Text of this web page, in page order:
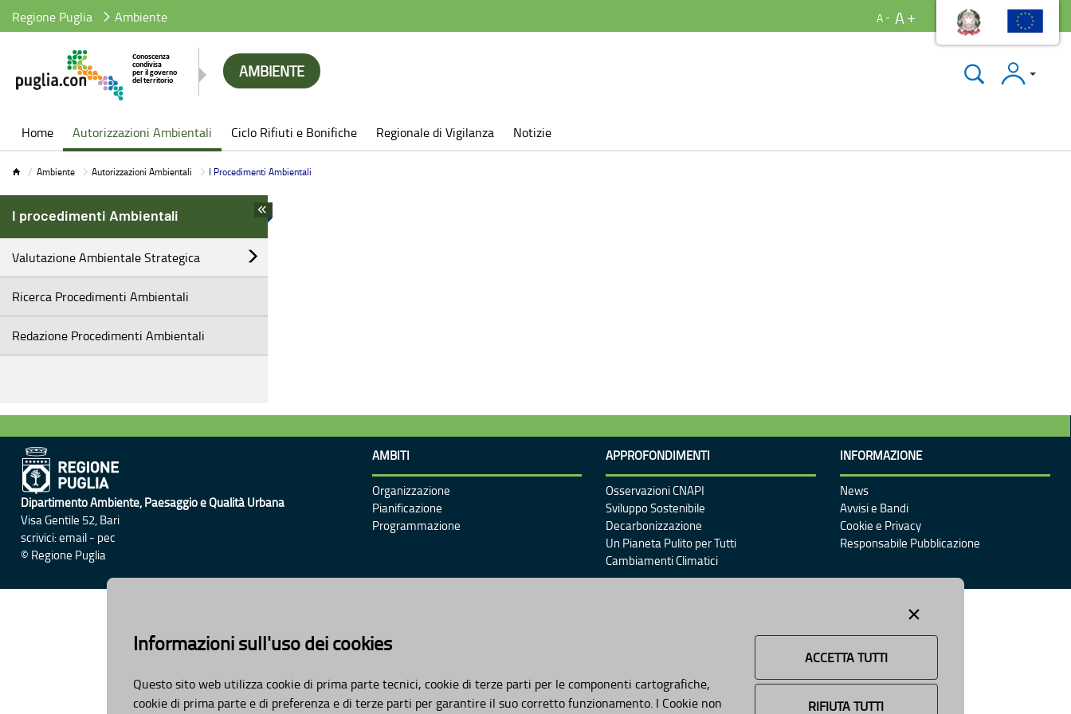
×
Informazioni sull'uso dei cookies
Questo sito web utilizza cookie di prima parte tecnici, cookie di terze parti per le componenti cartografiche,
cookie di prima parte e di preferenza e di terze parti per garantire il suo corretto funzionamento. I Cookie non
ACCETTA TUTTI
RIFIUTA TUTTI
Regione Puglia Ambiente A A
AMBIENTE Accedi
Home Autorizzazioni Ambientali Ciclo Rifiuti e Bonifiche Regionale di Vigilanza Notizie
Ambiente Autorizzazioni Ambientali I Procedimenti Ambientali
I procedimenti Ambientali
Valutazione Ambientale Strategica
Ricerca Procedimenti Ambientali
Redazione Procedimenti Ambientali
Dipartimento Ambiente, Paesaggio e Qualità Urbana
Visa Gentile 52, Bari
scrivici:email- pec
© Regione Puglia
AMBITI
Organizzazione
Pianificazione
Programmazione
APPROFONDIMENTI
Osservazioni CNAPI
Sviluppo Sostenibile
Decarbonizzazione
Un Pianeta Pulito per Tutti
Cambiamenti Climatici
INFORMAZIONE
News
Avvisi e Bandi
Cookie e Privacy
Responsabile Pubblicazione